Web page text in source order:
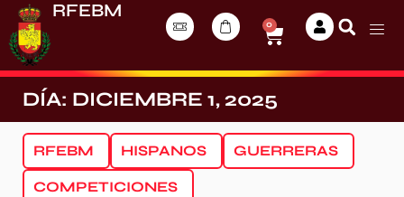
RFEBM
0
DÍA: DICIEMBRE 1, 2025
RFEBM HISPANOS GUERRERAS
COMPETICIONES